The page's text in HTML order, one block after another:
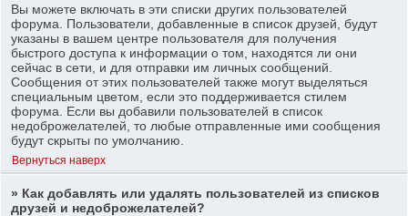
Вы можете включать в эти списки других пользователей
форума. Пользователи, добавленные в список друзей, будут
указаны в вашем центре пользователя для получения
быстрого доступа к информации о том, находятся ли они
сейчас в сети, и для отправки им личных сообщений.
Сообщения от этих пользователей также могут выделяться
специальным цветом, если это поддерживается стилем
форума. Если вы добавили пользователей в список
недоброжелателей, то любые отправленные ими сообщения
будут скрыты по умолчанию.
Вернуться наверх
» Как добавлять или удалять пользователей из списков
друзей и недоброжелателей?